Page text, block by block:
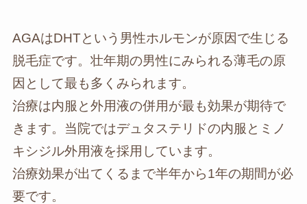
AGAはDHTという男性ホルモンが原因で生じる
脱毛症です。壮年期の男性にみられる薄毛の原
因として最も多くみられます。
治療は内服と外用液の併用が最も効果が期待で
きます。当院ではデュタステリドの内服とミノ
キシジル外用液を採用しています。
治療効果が出てくるまで半年から1年の期間が必
要です。